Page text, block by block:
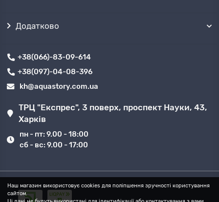
Наш магазин використовує cookies для поліпшення зручності користування
сайтом.
Додатково
+38(066)-83-09-614
+38(097)-04-08-396
kh@aquastory.com.ua
ТРЦ "Експрес", 3 поверх, проспект Науки, 43,
Харків
пн - пт: 9.00 - 18:00
сб - вс: 9.00 - 17:00